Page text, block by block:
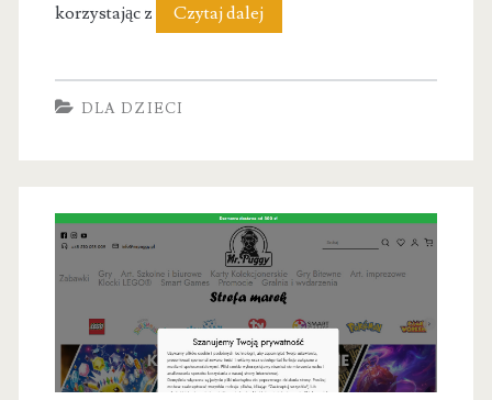
korzystając z Czytaj dalejMasters
Angielskiego
dla
dzieci
i
młodzieży
DLA DZIECI